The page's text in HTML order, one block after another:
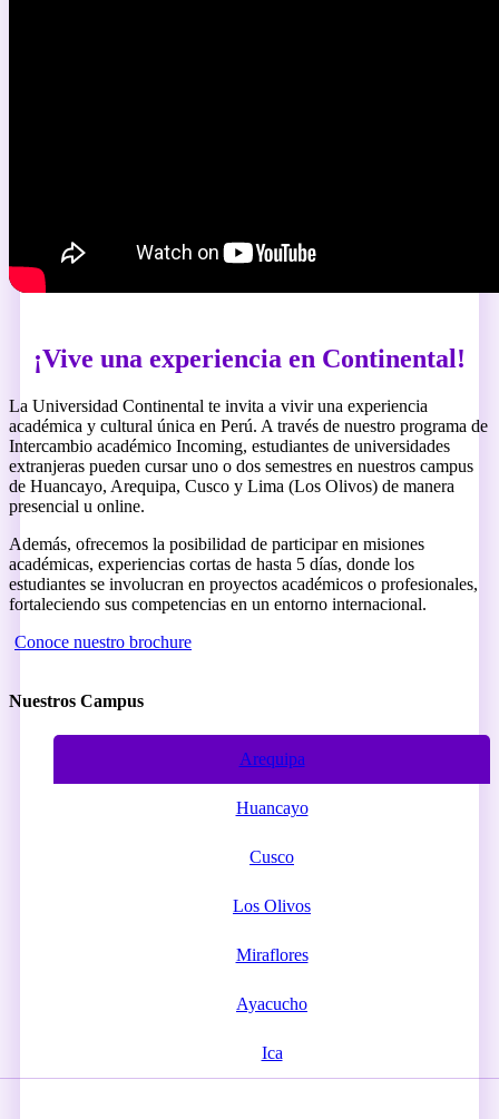
¡Vive una experiencia en Continental!
La Universidad Continental te invita a vivir una experiencia
académica y cultural única en Perú. A través de nuestro programa de
Intercambio académico Incoming, estudiantes de universidades
extranjeras pueden cursar uno o dos semestres en nuestros campus
de Huancayo, Arequipa, Cusco y Lima (Los Olivos) de manera
presencial u online.
Además, ofrecemos la posibilidad de participar en misiones
académicas, experiencias cortas de hasta 5 días, donde los
estudiantes se involucran en proyectos académicos o profesionales,
fortaleciendo sus competencias en un entorno internacional.
Conoce nuestro brochure
Nuestros Campus
Arequipa
Huancayo
Cusco
Los Olivos
Miraflores
Ayacucho
Ica